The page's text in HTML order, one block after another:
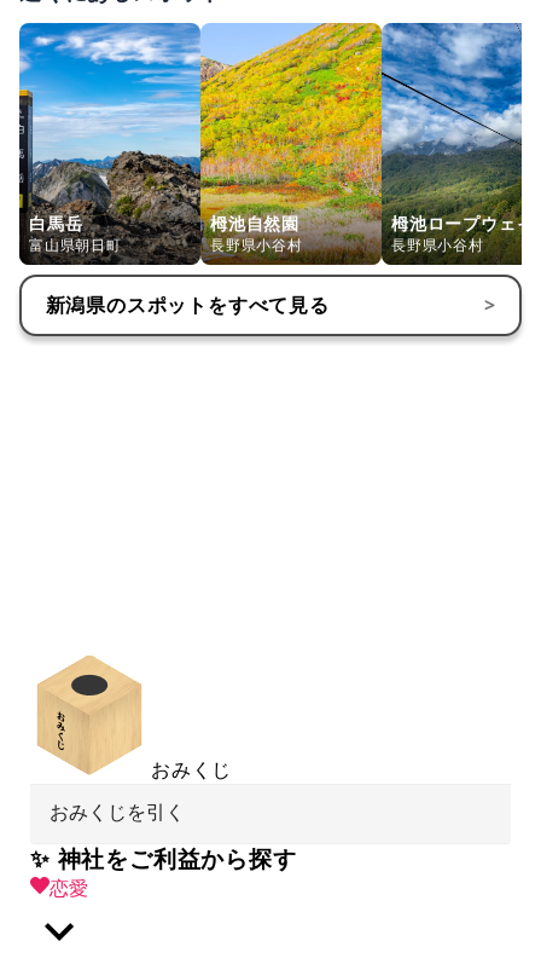
白馬岳
富山県朝日町
栂池自然園
長野県小谷村
栂池ロープウェイ
長野県小谷村
新潟県のスポットをすべて見る >
おみくじ
おみくじを引く
✨ 神社をご利益から探す
恋愛